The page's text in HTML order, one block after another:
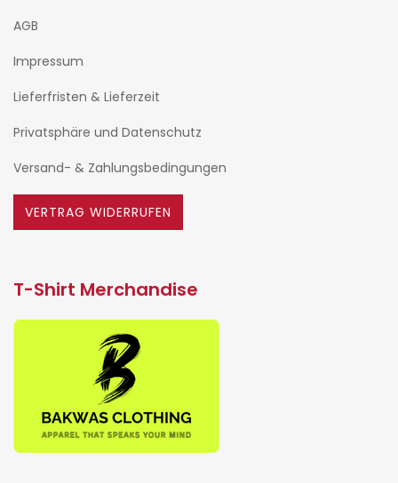
AGB
Impressum
Lieferfristen & Lieferzeit
Privatsphäre und Datenschutz
Versand- & Zahlungsbedingungen
VERTRAG WIDERRUFEN
T-Shirt Merchandise